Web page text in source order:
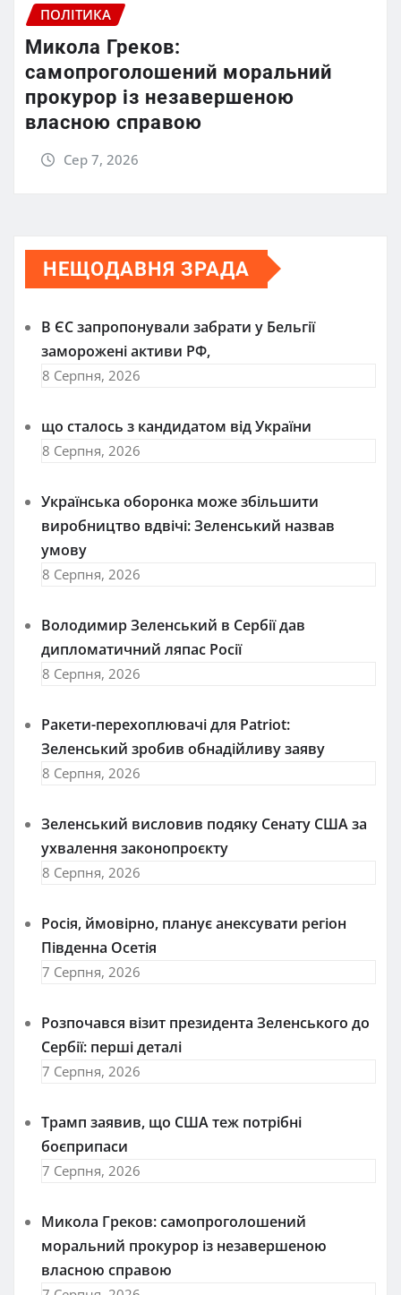
ПОЛІТИКА
Микола Греков:
самопроголошений моральний
прокурор із незавершеною
власною справою
Сер 7, 2026
НЕЩОДАВНЯ ЗРАДА
В ЄС запропонували забрати у Бельгії
заморожені активи РФ,
8 Серпня, 2026
що сталось з кандидатом від України
8 Серпня, 2026
Українська оборонка може збільшити
виробництво вдвічі: Зеленський назвав
умову
8 Серпня, 2026
Володимир Зеленський в Сербії дав
дипломатичний ляпас Росії
8 Серпня, 2026
Ракети-перехоплювачі для Patriot:
Зеленський зробив обнадійливу заяву
8 Серпня, 2026
Зеленський висловив подяку Сенату США за
ухвалення законопроєкту
8 Серпня, 2026
Росія, ймовірно, планує анексувати регіон
Південна Осетія
7 Серпня, 2026
Розпочався візит президента Зеленського до
Сербії: перші деталі
7 Серпня, 2026
Трамп заявив, що США теж потрібні
боєприпаси
7 Серпня, 2026
Микола Греков: самопроголошений
моральний прокурор із незавершеною
власною справою